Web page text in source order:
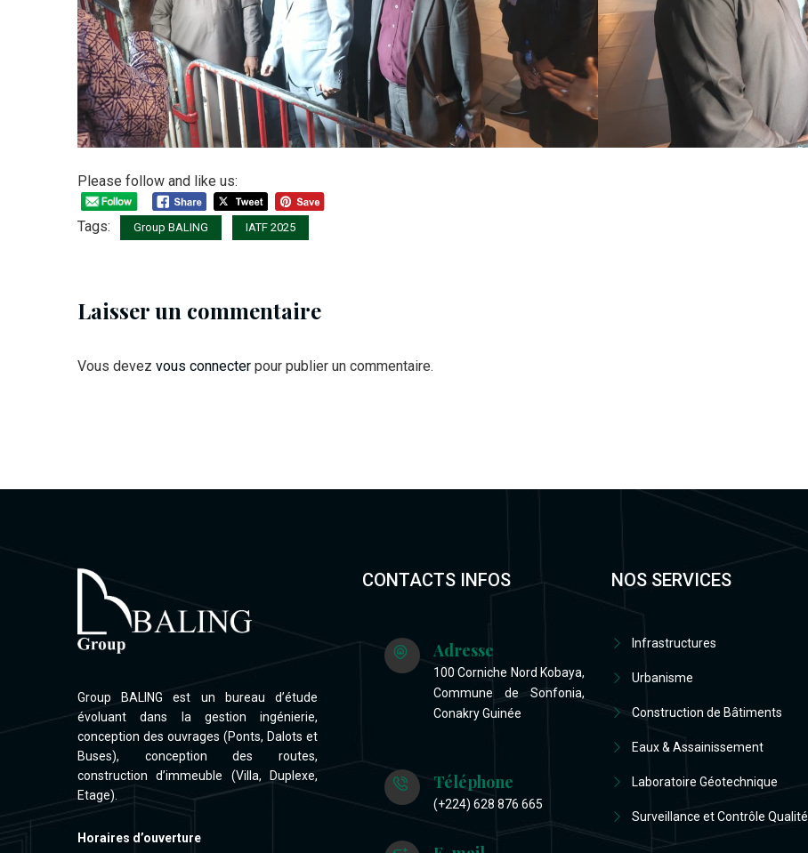
Please follow and like us:
Tags: Group BALING IATF 2025
Laisser un commentaire
Vous devez vous connecter pour publier un commentaire.
Group BALING est un bureau d’étude
évoluant dans la gestion ingénierie,
conception des ouvrages (Ponts, Dalots et
Buses), conception des routes,
construction d’immeuble (Villa, Duplexe,
Etage).
Horaires d’ouverture
CONTACTS INFOS
Adresse
100 Corniche Nord Kobaya,
Commune de Sonfonia,
Conakry Guinée
Téléphone
(+224) 628 876 665
NOS SERVICES
Infrastructures
Urbanisme
Construction de Bâtiments
Eaux & Assainissement
Laboratoire Géotechnique
Surveillance et Contrôle Qualité